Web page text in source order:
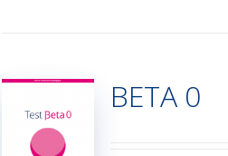
Las
opciones
BETA 0